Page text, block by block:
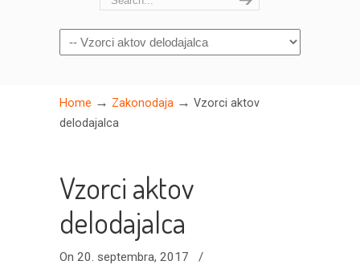
Navigation
Home → Zakonodaja → Vzorci aktov
delodajalca
Vzorci aktov
delodajalca
On 20. septembra, 2017
/